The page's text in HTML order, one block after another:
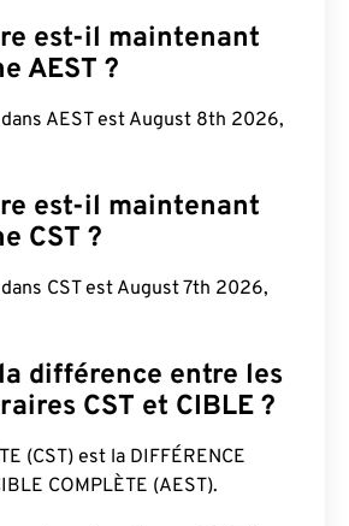
est-il maintenant
AEST ?
AEST est August 8th 2026,
est-il maintenant
CST ?
CST est August 7th 2026,
différence entre les
CST et CIBLE ?
(CST) est la DIFFÉRENCE
COMPLÈTE (AEST).